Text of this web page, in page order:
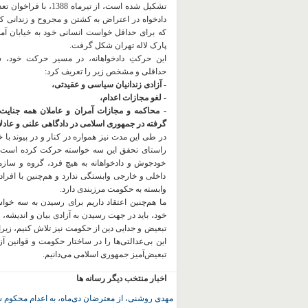
تشکیل شده است، از تیرماه
دادخواه در اعتراض به کشتن و مجروح و زندانی
که برای حداقل خواست انسانی خود به خیابان
پارک لاله تهران شکل گرفت.
این حرکتِ دادخواهانه، در مسیر حرکت
حداقلی و مشخص زیر را تعریف کرد:
- آزادی زندانیان سیاسی و عقیدتی،
- لغو مجازات اعدام،
- محاکمه و مجازات آمران و عاملان همه
گرفته در جمهوری اسلامی در دادگاهی علنی و
در طی این مدت نیز همواره در کنار و در پیوند با
راستای تحقق این سه خواسته حرکت کرده
خودجوش و دادخواهانه به هیچ فرد، گروه و
داخلی و خارجی وابستگی ندارد و هم‌چنین با
وابسته به حکومت مرزبندی دارد.
ما هم‌چنین اعتقاد داریم برای رسیدن به سه
خود، باید در جهت رسیدن به آزادی بیان و
تبعیض و جدایی دین از حکومت نیز تلاش کنیم،
این بی‌عدالتی‌ها را در ساختار حکومت و قوانین
تبعیض‌آمیز جمهوری اسلامی می‌دانیم.
اخبار منتخب دیگر رسانه ها
مهدی روشنی، از معترضان دی‌ماه، به اعدام